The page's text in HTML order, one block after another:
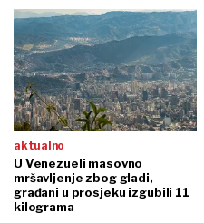
aktualno
U Venezueli masovno
mršavljenje zbog gladi,
građani u prosjeku izgubili 11
kilograma